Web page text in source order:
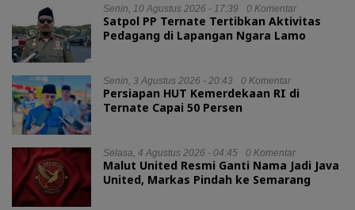
Senin, 10 Agustus 2026 - 17:39 0 Komentar
Satpol PP Ternate Tertibkan Aktivitas
Pedagang di Lapangan Ngara Lamo
Senin, 3 Agustus 2026 - 20:43 0 Komentar
Persiapan HUT Kemerdekaan RI di
Ternate Capai 50 Persen
Selasa, 4 Agustus 2026 - 04:45 0 Komentar
Malut United Resmi Ganti Nama Jadi Java
United, Markas Pindah ke Semarang